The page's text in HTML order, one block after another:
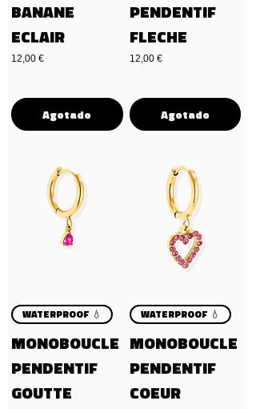
BANANE
ECLAIR
Precio
12,00 €
Agotado
PENDENTIF
FLECHE
Precio
12,00 €
Agotado
WATERPROOF 💧
MONOBOUCLE
PENDENTIF
GOUTTE
WATERPROOF 💧
MONOBOUCLE
PENDENTIF
COEUR